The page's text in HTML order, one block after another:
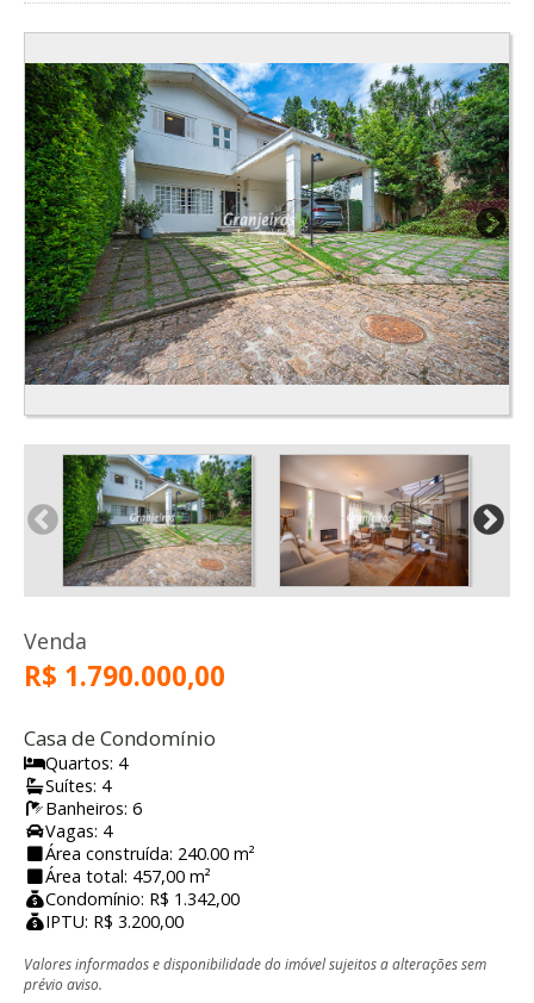
Venda
R$ 1.790.000,00
Casa de Condomínio
Quartos: 4
Suítes: 4
Banheiros: 6
Vagas: 4
Área construída: 240.00 m²
Área total: 457,00 m²
Condomínio: R$ 1.342,00
IPTU: R$ 3.200,00
Valores informados e disponibilidade do imóvel sujeitos a alterações sem
prévio aviso.